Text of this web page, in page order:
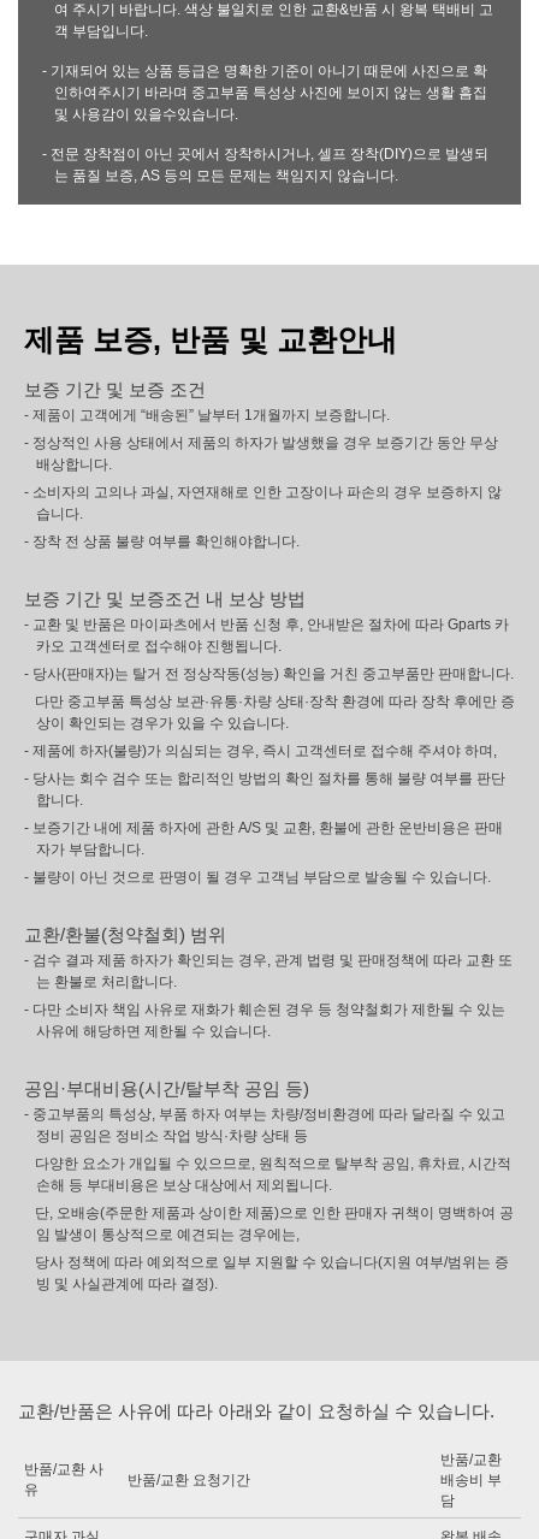
여 주시기 바랍니다. 색상 불일치로 인한 교환&반품 시 왕복 택배비 고
객 부담입니다.
- 기재되어 있는 상품 등급은 명확한 기준이 아니기 때문에 사진으로 확
인하여주시기 바라며 중고부품 특성상 사진에 보이지 않는 생활 흠집
및 사용감이 있을수있습니다.
- 전문 장착점이 아닌 곳에서 장착하시거나, 셀프 장착(DIY)으로 발생되
는 품질 보증, AS 등의 모든 문제는 책임지지 않습니다.
제품 보증, 반품 및 교환안내
보증 기간 및 보증 조건
- 제품이 고객에게 “배송된” 날부터 1개월까지 보증합니다.
- 정상적인 사용 상태에서 제품의 하자가 발생했을 경우 보증기간 동안 무상
배상합니다.
- 소비자의 고의나 과실, 자연재해로 인한 고장이나 파손의 경우 보증하지 않
습니다.
- 장착 전 상품 불량 여부를 확인해야합니다.
보증 기간 및 보증조건 내 보상 방법
- 교환 및 반품은 마이파츠에서 반품 신청 후, 안내받은 절차에 따라 Gparts 카
카오 고객센터로 접수해야 진행됩니다.
- 당사(판매자)는 탈거 전 정상작동(성능) 확인을 거친 중고부품만 판매합니다.
다만 중고부품 특성상 보관·유통·차량 상태·장착 환경에 따라 장착 후에만 증
상이 확인되는 경우가 있을 수 있습니다.
- 제품에 하자(불량)가 의심되는 경우, 즉시 고객센터로 접수해 주셔야 하며,
- 당사는 회수 검수 또는 합리적인 방법의 확인 절차를 통해 불량 여부를 판단
합니다.
- 보증기간 내에 제품 하자에 관한 A/S 및 교환, 환불에 관한 운반비용은 판매
자가 부담합니다.
- 불량이 아닌 것으로 판명이 될 경우 고객님 부담으로 발송될 수 있습니다.
교환/환불(청약철회) 범위
- 검수 결과 제품 하자가 확인되는 경우, 관계 법령 및 판매정책에 따라 교환 또
는 환불로 처리합니다.
- 다만 소비자 책임 사유로 재화가 훼손된 경우 등 청약철회가 제한될 수 있는
사유에 해당하면 제한될 수 있습니다.
공임·부대비용(시간/탈부착 공임 등)
- 중고부품의 특성상, 부품 하자 여부는 차량/정비환경에 따라 달라질 수 있고
정비 공임은 정비소 작업 방식·차량 상태 등
다양한 요소가 개입될 수 있으므로, 원칙적으로 탈부착 공임, 휴차료, 시간적
손해 등 부대비용은 보상 대상에서 제외됩니다.
단, 오배송(주문한 제품과 상이한 제품)으로 인한 판매자 귀책이 명백하여 공
임 발생이 통상적으로 예견되는 경우에는,
당사 정책에 따라 예외적으로 일부 지원할 수 있습니다(지원 여부/범위는 증
빙 및 사실관계에 따라 결정).
교환/반품은 사유에 따라 아래와 같이 요청하실 수 있습니다.
반품/교환 사
유
반품/교환 요청기간
반품/교환
배송비 부
담